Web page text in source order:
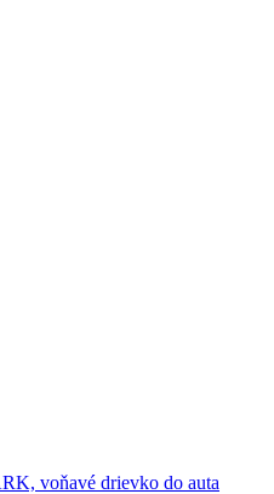
voňavé drievko do auta